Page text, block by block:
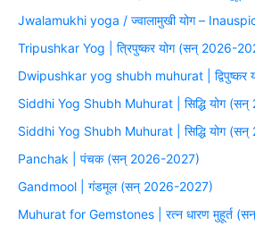
Jwalamukhi yoga / ज्वालामुखी योग –
Tripushkar Yog | त्रिपुष्कर योग (सन् 2026-
Dwipushkar yog shubh muhurat |
Siddhi Yog Shubh Muhurat | सिद्धि योग
Siddhi Yog Shubh Muhurat | सिद्धि योग
Panchak | पंचक (सन् 2026-2027)
Gandmool | गंडमूल (सन् 2026-2027)
Muhurat for Gemstones | रत्न धारण मुहूर्त